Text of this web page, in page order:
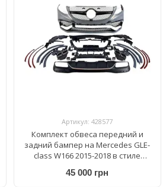
Артикул: 428577
Комплект обвеса передний и
задний бампер на Mercedes GLE-
class W166 2015-2018 в стиле
45 000 грн